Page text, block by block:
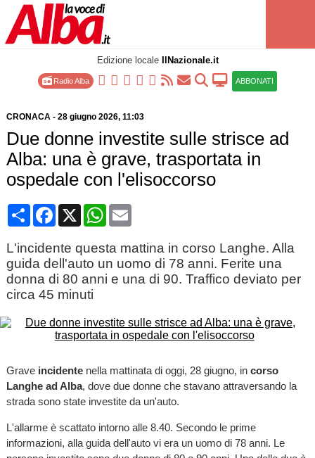
Edizione locale IlNazionale.it
Radio Alba ABBONATI
CRONACA- 28 giugno 2026, 11:03
Due donne investite sulle strisce ad
Alba: una è grave, trasportata in
ospedale con l'elisoccorso
CondividiFacebook
X WhatsApp
Email
L'incidente questa mattina in corso Langhe. Alla
guida dell'auto un uomo di 78 anni. Ferite una
donna di 80 anni e una di 90. Traffico deviato per
circa 45 minuti
Grave incidente nella mattinata di oggi, 28 giugno, incorso
Langhe ad Alba, dove due donne che stavano attraversando la
strada sono state investite da un'auto.
L'allarme è scattato intorno alle 8.40. Secondo le prime
informazioni, alla guida dell'auto vi era un uomo di 78 anni. Le